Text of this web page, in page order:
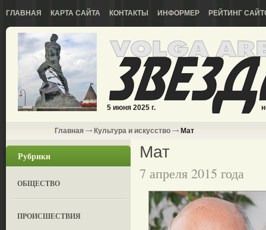
ГЛАВНАЯ КАРТА САЙТА КОНТАКТЫ ИНФОРМЕР РЕЙТИНГ
5 июня 2025 г.
Главная Культура и искусство Мат
Рубрики
ОБЩЕСТВО
ПРОИСШЕСТВИЯ
Мат
7 апреля 2015 года